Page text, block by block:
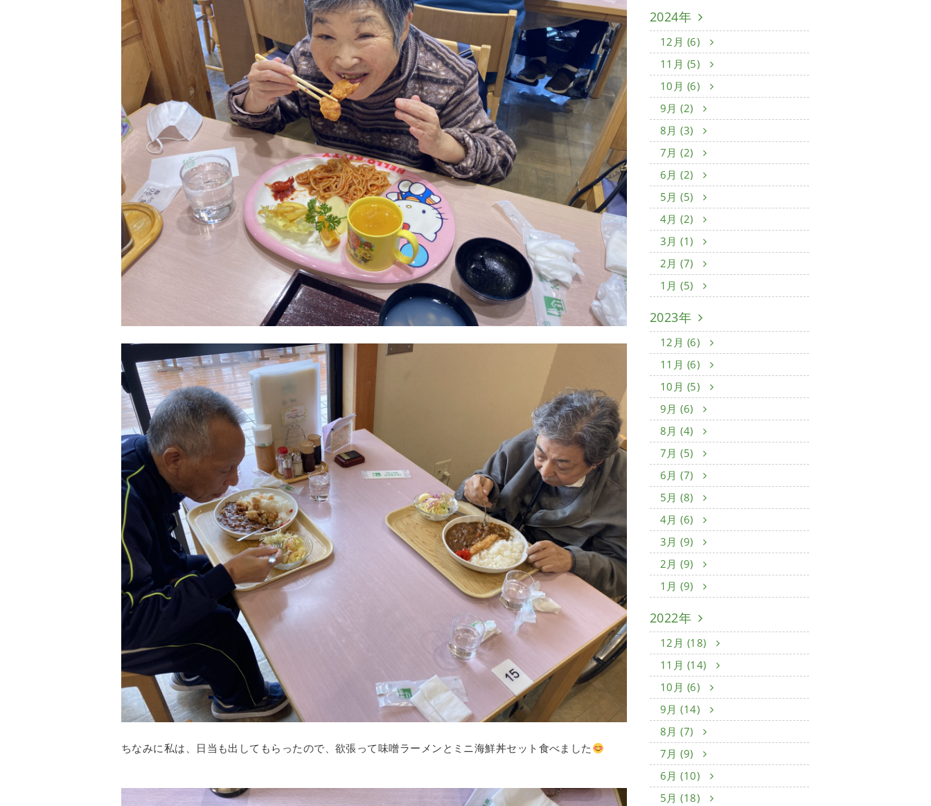
ちなみに私は、日当も出してもらったので、欲張って味噌ラーメンとミニ海鮮丼セット食べました
2024年
12月 (6)
11月 (5)
10月 (6)
9月 (2)
8月 (3)
7月 (2)
6月 (2)
5月 (5)
4月 (2)
3月 (1)
2月 (7)
1月 (5)
2023年
12月 (6)
11月 (6)
10月 (5)
9月 (6)
8月 (4)
7月 (5)
6月 (7)
5月 (8)
4月 (6)
3月 (9)
2月 (9)
1月 (9)
2022年
12月 (18)
11月 (14)
10月 (6)
9月 (14)
8月 (7)
7月 (9)
6月 (10)
5月 (18)